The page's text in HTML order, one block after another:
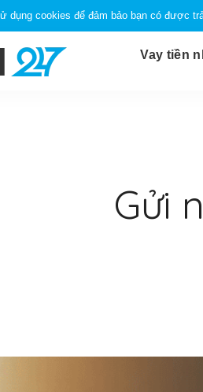
dụng cookies để đảm bảo bạn có được
Vay tiền
Gửi